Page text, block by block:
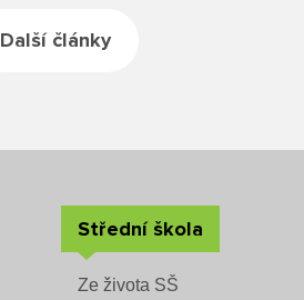
Další články
Střední škola
Ze života SŠ